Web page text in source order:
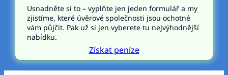
Usnadněte si to – vyplňte jen jeden formulář a my
zjistíme, které úvěrové společnosti jsou ochotné
vám půjčit. Pak už si jen vyberete tu nejvýhodnější
nabídku.
Získat peníze